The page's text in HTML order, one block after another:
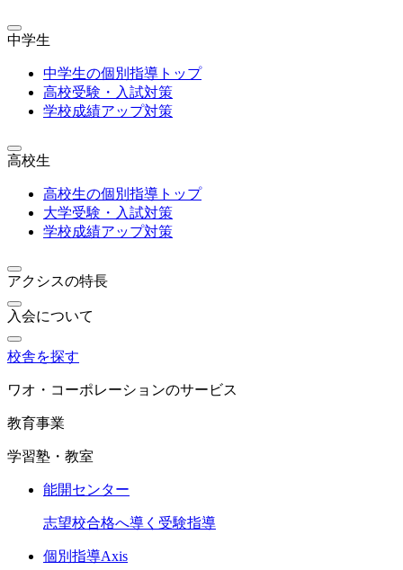
中学生
中学生の個別指導トップ
高校受験・入試対策
学校成績アップ対策
高校生
高校生の個別指導トップ
大学受験・入試対策
学校成績アップ対策
アクシスの特長
入会について
校舎を探す
ワオ・コーポレーションのサービス
教育事業
学習塾・教室
能開センター
志望校合格へ導く受験指導
個別指導Axis